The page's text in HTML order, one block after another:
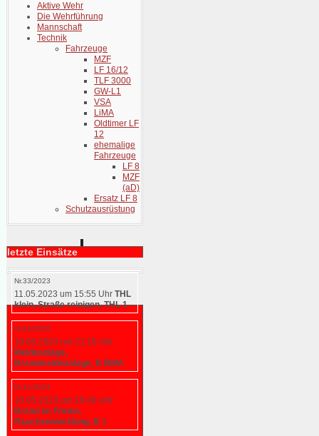
Aktive Wehr
Die Wehrführung
Mannschaft
Technik
Fahrzeuge
MZF
LF 16/12
TLF 3000
GW-L1
VSA
LiMA
Oldtimer LF
12
ehemalige
Fahrzeuge
LF 8
MZF
(aD)
Ersatz LF 8
Schutzausrüstung
letzte Einsätze
Nr.33/2023
11.05.2023 um 15:55 Uhr THL
klein, Straße reinigen, THL 1
Nr.32/2023
10.05.2023 um 21:15 Uhr
Meldeanlage,
Brandmeldeanlage, B BMA
Nr.31/2023
10.05.2023 um 19:40 Uhr
Brand im Freien,
Rauchentwicklung, B 1